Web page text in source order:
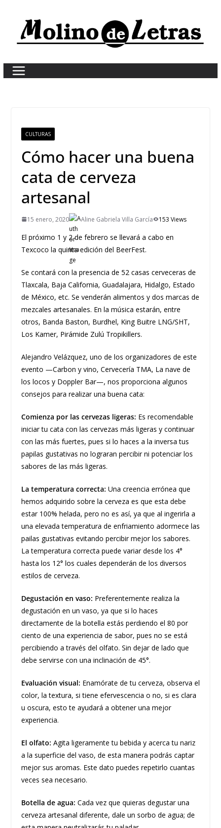
content
CULTURAS
Cómo hacer una buena
cata de cerveza
artesanal
15 enero, 2020 Aline Gabriela Villa García 153 Views
El próximo 1 y 2 de febrero se llevará a cabo en
Texcoco la quinta edición del BeerFest.
Se contará con la presencia de 52 casas cerveceras de
Tlaxcala, Baja California, Guadalajara, Hidalgo, Estado
de México, etc. Se venderán alimentos y dos marcas de
mezcales artesanales. En la música estarán, entre
otros, Banda Baston, Burdhel, King Buitre LNG/SHT,
Los Kamer, Pirámide Zulú Tropikillers.
Alejandro Velázquez, uno de los organizadores de este
evento —Carbon y vino, Cervecería TMA, La nave de
los locos y Doppler Bar—, nos proporciona algunos
consejos para realizar una buena cata:
Comienza por las cervezas ligeras: Es recomendable
iniciar tu cata con las cervezas más ligeras y continuar
con las más fuertes, pues si lo haces a la inversa tus
papilas gustativas no lograran percibir ni potenciar los
sabores de las más ligeras.
La temperatura correcta: Una creencia errónea que
hemos adquirido sobre la cerveza es que esta debe
estar 100% helada, pero no es así, ya que al ingerirla a
una elevada temperatura de enfriamiento adormece las
pailas gustativas evitando percibir mejor los sabores.
La temperatura correcta puede variar desde los 4°
hasta los 12° los cuales dependerán de los diversos
estilos de cerveza.
Degustación en vaso: Preferentemente realiza la
degustación en un vaso, ya que si lo haces
directamente de la botella estás perdiendo el 80 por
ciento de una experiencia de sabor, pues no se está
percibiendo a través del olfato. Sin dejar de lado que
debe servirse con una inclinación de 45°.
Evaluación visual: Enamórate de tu cerveza, observa el
color, la textura, si tiene efervescencia o no, si es clara
u oscura, esto te ayudará a obtener una mejor
experiencia.
El olfato: Agita ligeramente tu bebida y acerca tu nariz
a la superficie del vaso, de esta manera podrás captar
mejor sus aromas. Este dato puedes repetirlo cuantas
veces sea necesario.
Botella de agua: Cada vez que quieras degustar una
cerveza artesanal diferente, dale un sorbo de agua; de